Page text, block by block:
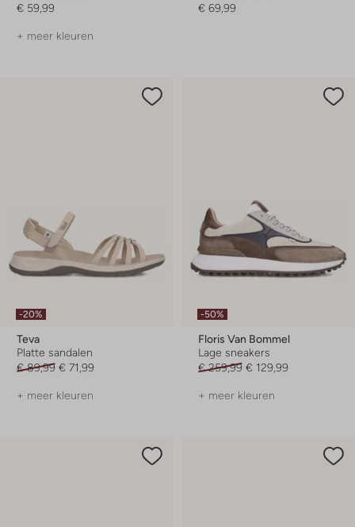
€ 59,99
+ meer kleuren
€ 69,99
-20%
Teva
Platte sandalen
€ 89,99 € 71,99
+ meer kleuren
-50%
Floris Van Bommel
Lage sneakers
€ 259,99 € 129,99
+ meer kleuren